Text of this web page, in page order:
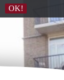
OK!